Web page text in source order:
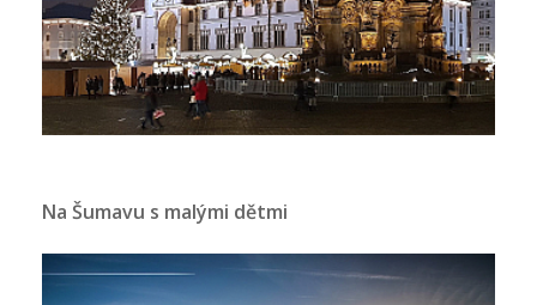
Na Šumavu s malými dětmi